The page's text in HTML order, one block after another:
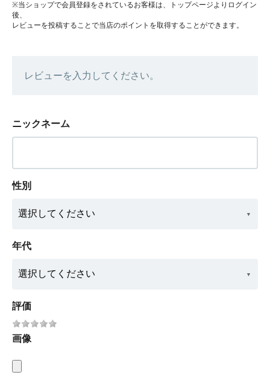
※当ショップで会員登録をされているお客様は、トップページよりログイン
後、
レビューを投稿することで当店のポイントを取得することができます。
レビューを入力してください。
ニックネーム
性別
年代
評価
画像